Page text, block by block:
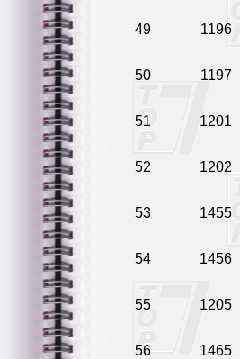
49 1196
50 1197
51 1201
52 1202
53 1455
54 1456
55 1205
56 1465